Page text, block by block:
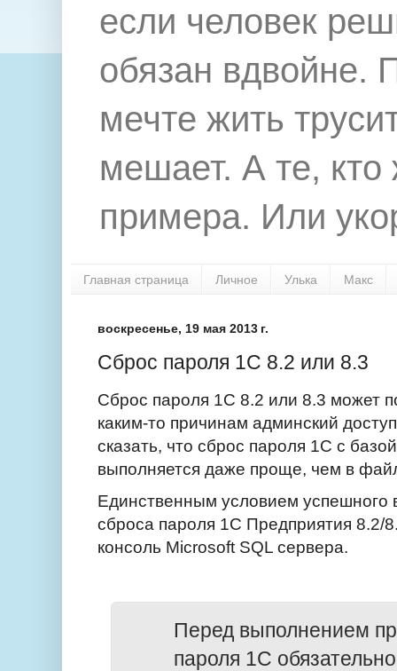
если человек
обязан вдвойне.
мечте жить
мешает. А те,
примера. Или
Главная страница Личное Улька Макс
воскресенье, 19 мая 2013 г.
Сброс пароля 1С 8.2 или 8.3
Сброс пароля 1С 8.2 или 8.3 может
каким-то причинам админский
сказать, что сброс пароля 1С с
выполняется даже проще, чем в
Единственным условием успешного
сброса пароля 1С Предприятия 8.2/
консоль Microsoft SQL сервера.
Перед выполнением
пароля 1С